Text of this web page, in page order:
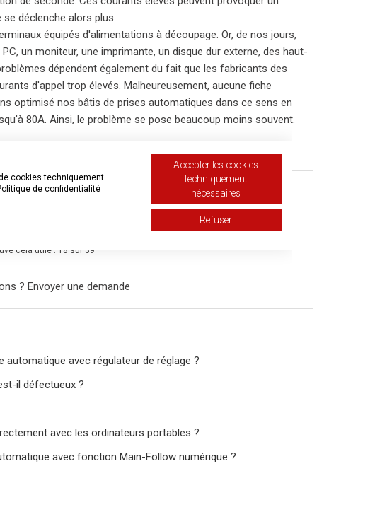
déclenche alors plus.
équipés d'alimentations à découpage. Or, de nos jours,
un moniteur, une imprimante, un disque dur externe, des haut-
dépendent également du fait que les fabricants des
d'appel trop élevés. Malheureusement, aucune fiche
optimisé nos bâtis de prises automatiques dans ce sens en
80A. Ainsi, le problème se pose beaucoup moins souvent.
cela utile : 18 sur 39
? Envoyer une demande
avec régulateur de réglage ?
il défectueux ?
avec les ordinateurs portables ?
avec fonction Main-Follow numérique ?
cookies techniquement
de confidentialité
Accepter les cookies
techniquement
nécessaires
Refuser